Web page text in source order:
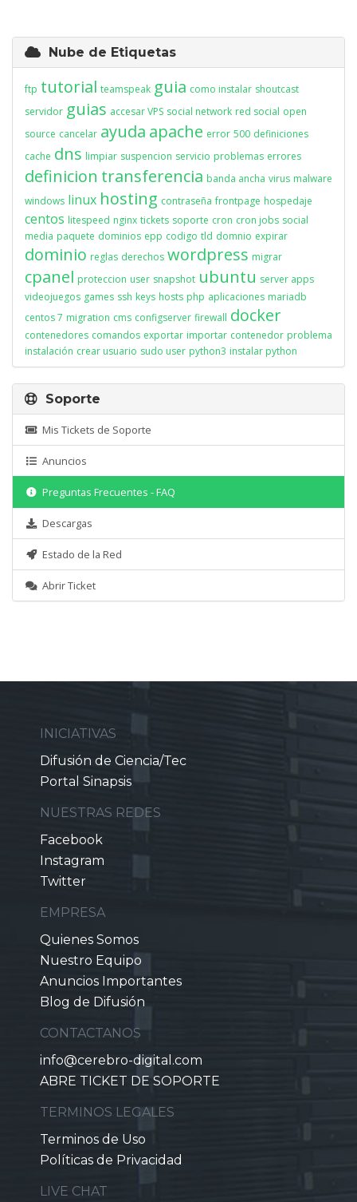
Nube de Etiquetas
ftp tutorial teamspeak guia como instalar shoutcast
servidor guias accesar VPS social network red social open
source cancelar ayuda apache error 500 definiciones
cache dns limpiar suspencion servicio problemas errores
definicion transferencia banda ancha virus malware
windows linux hosting contraseña frontpage hospedaje
centos litespeed nginx tickets soporte cron cron jobs social
media paquete dominios epp codigo tld domnio expirar
dominio reglas derechos wordpress migrar
cpanel proteccion user snapshot ubuntu server apps
videojuegos games ssh keys hosts php aplicaciones mariadb
centos 7 migration cms configserver firewall docker
contenedores comandos exportar importar contenedor problema
instalación crear usuario sudo user python3 instalar python
Soporte
Mis Tickets de Soporte
Anuncios
Preguntas Frecuentes - FAQ
Descargas
Estado de la Red
Abrir Ticket
INICIATIVAS
Difusión de Ciencia/Tec
Portal Sinapsis
NUESTRAS REDES
Facebook
Instagram
Twitter
EMPRESA
Quienes Somos
Nuestro Equipo
Anuncios Importantes
Blog de Difusión
CONTACTANOS
info@cerebro-digital.com
ABRE TICKET DE SOPORTE
TERMINOS LEGALES
Terminos de Uso
Políticas de Privacidad
LIVE CHAT